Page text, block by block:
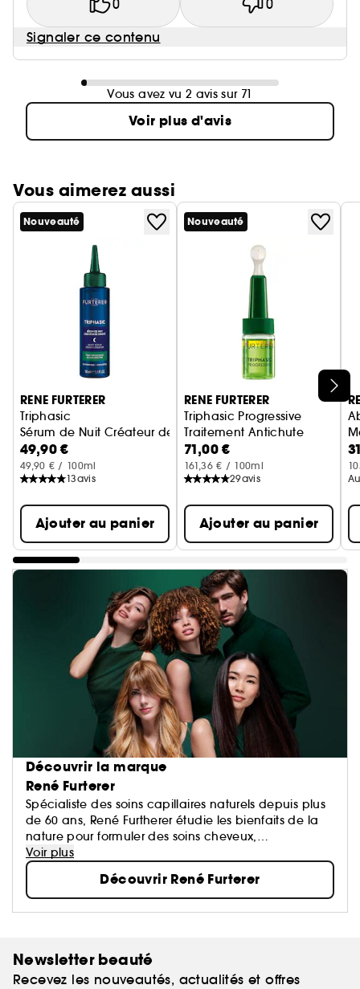
0 0
Signaler ce contenu
Vous avez vu 2 avis sur 71
Voir plus d'avis
Vous aimerez aussi
Nouveauté
RENE FURTERER
Triphasic
Sérum de Nuit Créateur de Densité
49,90 €
49,90 € / 100ml
13avis
Ajouter au panier
Nouveauté
RENE FURTERER
Triphasic Progressive
Traitement Antichute
Longévité & Densité
71,00 €
161,36 € / 100ml
29avis
Ajouter au panier
Découvrir la marque
René Furterer
Spécialiste des soins capillaires naturels depuis plus
de 60 ans, René Furtherer étudie les bienfaits de la
nature pour formuler des soins cheveux,
shampoings, après-shampoings et masques qui ont
pour objectif de sublimer vos cheveux.
Voir plus
Découvrir René Furterer
Newsletter beauté
Recevez les nouveautés, actualités et offres